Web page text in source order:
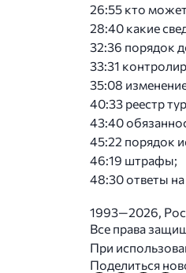
26:55 кто
28:40 какие
32:36 порядок
33:31
35:08
40:33 реестр
43:40
45:22 порядок
46:19 штрафы;
48:30 ответы
1993—2026,
Все права
При
Поделиться